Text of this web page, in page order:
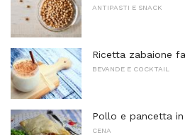
ANTIPASTI E SNACK
Ricetta zabaione
BEVANDE E COCKTAIL
Pollo e pancetta
CENA